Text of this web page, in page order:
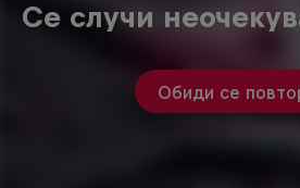
Се случи
Обиди се